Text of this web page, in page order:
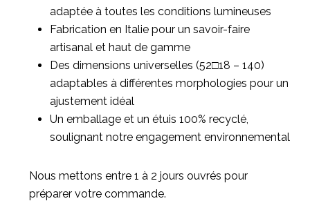
adaptée à toutes les conditions lumineuses
Fabrication en Italie pour un savoir-faire
artisanal et haut de gamme
Des dimensions universelles (52□18 – 140)
adaptables à différentes morphologies pour un
ajustement idéal
Un emballage et un étuis 100% recyclé,
soulignant notre engagement environnemental
Nous mettons entre 1 à 2 jours ouvrés pour
préparer votre commande.